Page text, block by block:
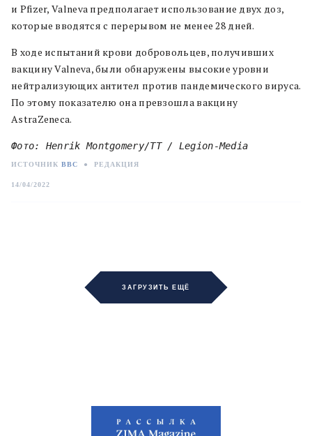
и Pfizer, Valneva предполагает использование двух доз,
которые вводятся с перерывом не менее 28 дней.
В ходе испытаний крови добровольцев, получивших
вакцину Valneva, были обнаружены высокие уровни
нейтрализующих антител против пандемического вируса.
По этому показателю она превзошла вакцину
AstraZeneca.
Фото: Henrik Montgomery/TT / Legion-Media
ИСТОЧНИК BBC ● РЕДАКЦИЯ
14/04/2022
ЗАГРУЗИТЬ ЕЩЁ